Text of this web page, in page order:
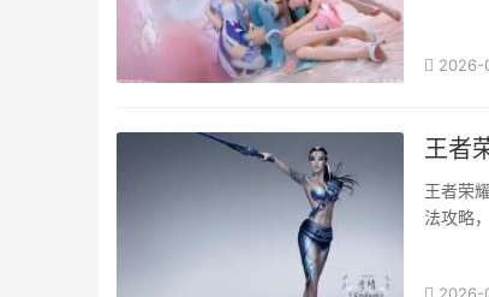
2026-
王者
王者荣
法攻略